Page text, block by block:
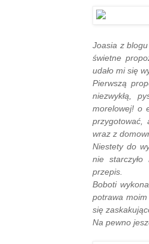
Joasia z blogu
świetne
udało mi się
Pierwszą
niezwykłą,
morelowej! o
przygotować,
wraz z
Niestety do
nie
przepis.
Boboti
potrawa moim
się
Na pewno